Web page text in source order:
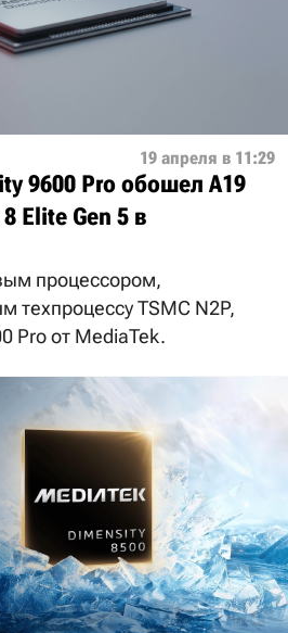
19 апреля в 11:29
9600 Pro обошел A19
Elite Gen 5 в
процессором,
техпроцессу TSMC N2P,
Pro от MediaTek.